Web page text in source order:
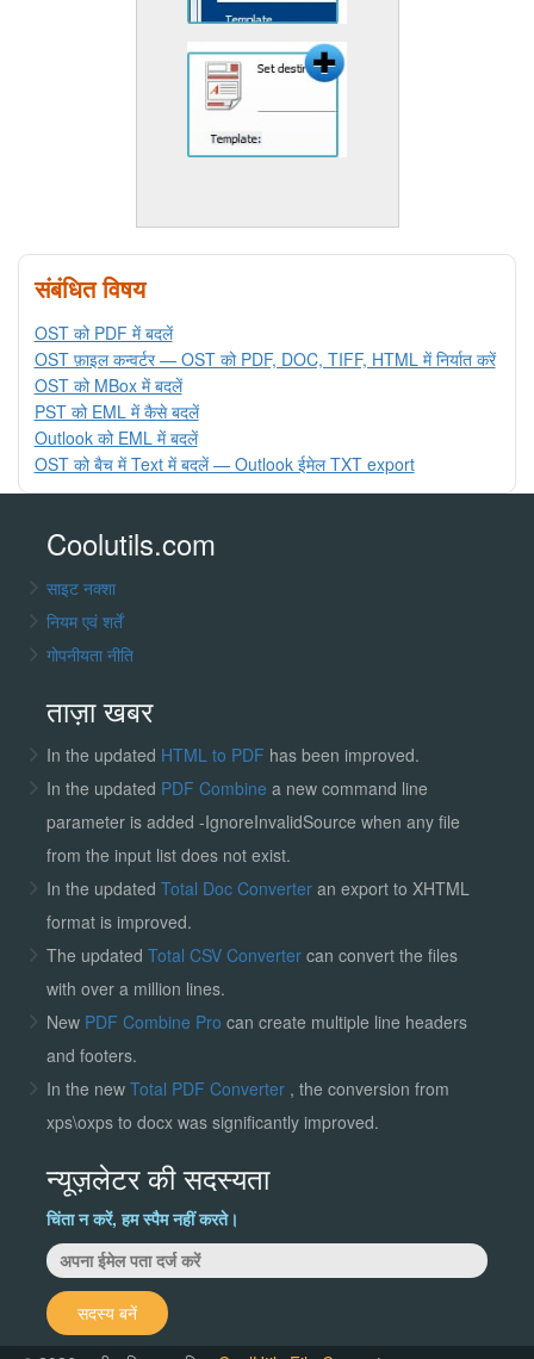
संबंधित विषय
OST को PDF में बदलें
OST फ़ाइल कन्वर्टर — OST को PDF, DOC, TIFF, HTML में निर्यात करें
OST को MBox में बदलें
PST को EML में कैसे बदलें
Outlook को EML में बदलें
OST को बैच में Text में बदलें — Outlook ईमेल TXT export
Coolutils.com
साइट नक्शा
नियम एवं शर्तें
गोपनीयता नीति
ताज़ा खबर
In the updated HTML to PDF has been improved.
In the updated PDF Combine a new command line
parameter is added -IgnoreInvalidSource when any file
from the input list does not exist.
In the updated Total Doc Converter an export to XHTML
format is improved.
The updated Total CSV Convertercan convert the files
with over a million lines.
New PDF Combine Pro can create multiple line headers
and footers.
In the new Total PDF Converter , the conversion from
xps\oxps to docx was significantly improved.
न्यूज़लेटर की सदस्यता
चिंता न करें, हम स्पैम नहीं करते।
सदस्य बनें